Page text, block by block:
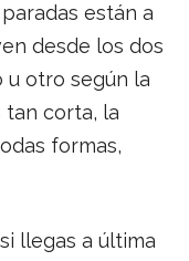
están a
desde los dos
u otro según la
tan corta, la
formas,
si llegas a última